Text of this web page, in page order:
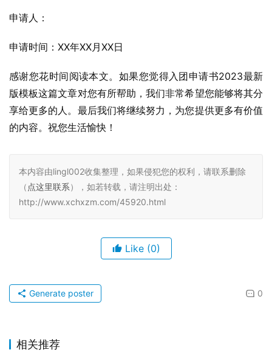
申请人：
申请时间：XX年XX月XX日
感谢您花时间阅读本文。如果您觉得入团申请书2023最新
版模板这篇文章对您有所帮助，我们非常希望您能够将其分
享给更多的人。最后我们将继续努力，为您提供更多有价值
的内容。祝您生活愉快！
本内容由lingl002收集整理，如果侵犯您的权利，请联系删除
（ 点这里联系），如若转载，请注明出处：
http://www.xchxzm.com/45920.html
Like (0)
0
Generate poster
相关推荐